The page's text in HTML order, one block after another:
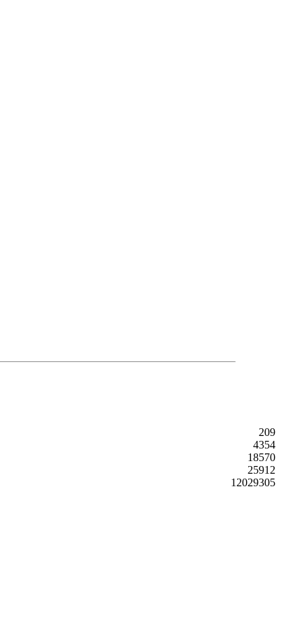
209
4354
18570
25912
12029305